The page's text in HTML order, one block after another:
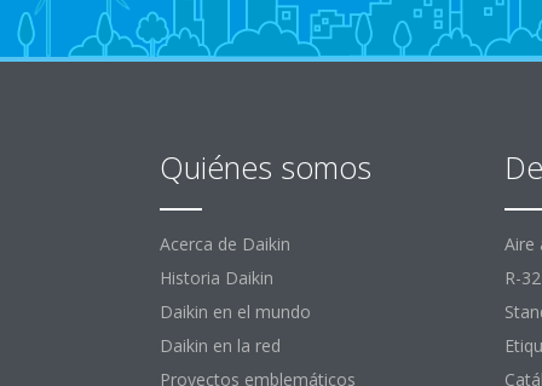
Quiénes somos
Acerca de Daikin
Historia Daikin
Daikin en el mundo
Daikin en la red
Proyectos emblemáticos
Aire
R-32